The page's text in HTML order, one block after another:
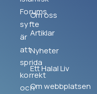
Forums
syfte
är
att
sprida
korrekt
och
Om oss
Artiklar
Nyheter
Ett Halal Liv
Om webbplatsen